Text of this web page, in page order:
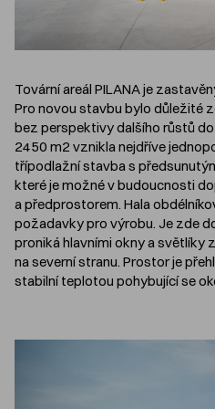
Tovární areál PILANA je
Pro novou stavbu bylo důležité
bez perspektivy dalšího růstů
2450 m2 vznikla nejdříve
třípodlažní stavba s
které je možné v budoucnosti
a předprostorem. Hala
požadavky pro výrobu. Je zde
proniká hlavními okny a světlíky
na severní stranu. Prostor je
stabilní teplotou pohybující se